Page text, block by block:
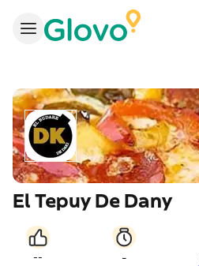
El Tepuy De Dany
-- -